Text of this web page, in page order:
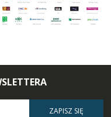
ZAPISZ SIĘ